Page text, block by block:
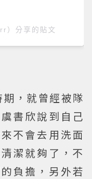
分享的貼文
，就曾經被隊
書欣說到自己
不會去用洗面
潔就夠了，不
負擔，另外若